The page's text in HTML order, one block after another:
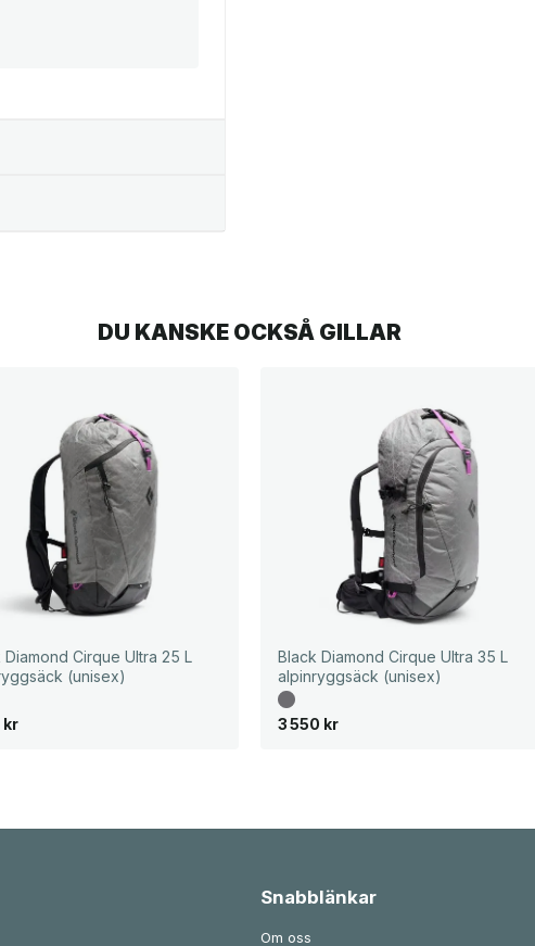
DU KANSKE OCKSÅ GILLAR
Diamond Cirque Ultra 25 L
(unisex)
kr
Black Diamond Cirque Ultra 35 L
alpinryggsäck (unisex)
3 550 kr
Snabblänkar
Om oss